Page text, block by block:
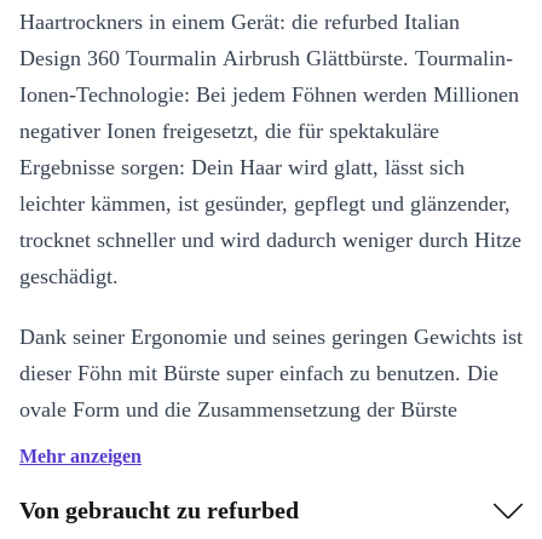
Haartrockners in einem Gerät: die refurbed Italian
Design 360 Tourmalin Airbrush Glättbürste. Tourmalin-
Ionen-Technologie: Bei jedem Föhnen werden Millionen
negativer Ionen freigesetzt, die für spektakuläre
Ergebnisse sorgen: Dein Haar wird glatt, lässt sich
leichter kämmen, ist gesünder, gepflegt und glänzender,
trocknet schneller und wird dadurch weniger durch Hitze
geschädigt.
Dank seiner Ergonomie und seines geringen Gewichts ist
dieser Föhn mit Bürste super einfach zu benutzen. Die
ovale Form und die Zusammensetzung der Bürste
ermöglichen es dir, dein Haar mit weniger Strichen zu
verleihen, wodurch es geschützt wird und du Zeit sparst,
Mehr anzeigen
Von gebraucht zu refurbed